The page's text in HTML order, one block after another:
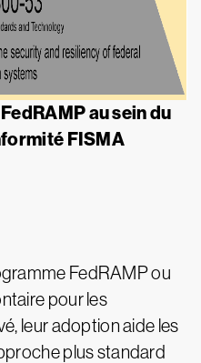
au sein du
FISMA
FedRAMP ou
pour les
leur adoption aide les
plus standard